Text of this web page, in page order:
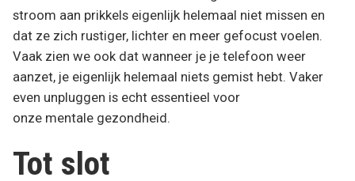
stroom aan prikkels eigenlijk helemaal niet missen en
dat ze zich rustiger, lichter en meer gefocust voelen.
Vaak zien we ook dat wanneer je je telefoon weer
aanzet, je eigenlijk helemaal niets gemist hebt. Vaker
even unpluggen is echt essentieel voor
onze mentale gezondheid.
Tot slot